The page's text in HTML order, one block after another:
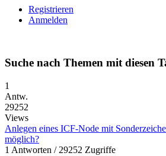
Registrieren
Anmelden
Suche nach Themen mit diesen
1
Antw.
29252
Views
Anlegen eines ICF-Node mit
möglich?
1 Antworten / 29252 Zugriffe